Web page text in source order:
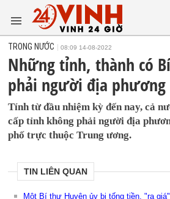
TRONG NƯỚC 08:09 14-08-2022
Những tỉnh, thành có
phải người địa phương
Tính từ đầu nhiệm kỳ đến nay, cả
cấp tỉnh không phải người địa
phố trực thuộc Trung ương.
TIN LIÊN QUAN
Một Bí thư Huyện ủy bị tống tiền, "ra